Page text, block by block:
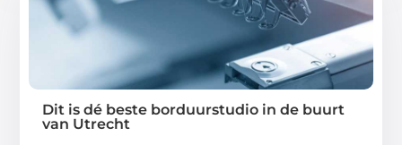
Dit is dé beste borduurstudio in de buurt
van Utrecht